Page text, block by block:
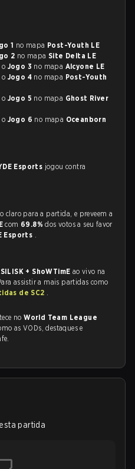
1 no mapa Post-Youth LE
2 no mapaSite Delta LE
o Jogo 3 no mapa Alcyone LE
o Jogo 4 no mapa Post-Youth
o Jogo 5 no mapa Ghost River
o Jogo 6 no mapa Oceanborn
Esports jogou contra
claro para a partida, e preveem a
com 69.8%dos votos a seu favor
Esports .
+ ShoWTimE ao vivo na
assistir a mais partidas como
de SC2 .
noWorld Team League
as VODs, destaques e
partida